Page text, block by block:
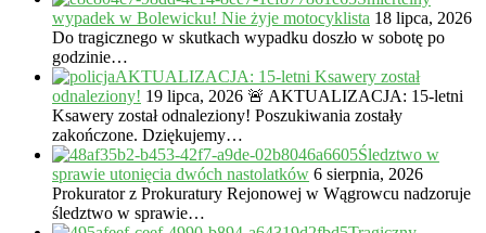
wypadek w Bolewicku! Nie żyje motocyklista 18 lipca, 2026
Do tragicznego w skutkach wypadku doszło w sobotę po
godzinie…
AKTUALIZACJA: 15-letni Ksawery został
odnaleziony! 19 lipca, 2026 🚨 AKTUALIZACJA: 15-letni
Ksawery został odnaleziony! Poszukiwania zostały
zakończone. Dziękujemy…
Śledztwo w
sprawie utonięcia dwóch nastolatków 6 sierpnia, 2026
Prokurator z Prokuratury Rejonowej w Wągrowcu nadzoruje
śledztwo w sprawie…